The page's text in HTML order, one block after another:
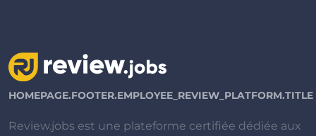
HOMEPAGE.FOOTER.EMPLOYEE_REVIEW_PLATFORM.TITLE
Review.jobs est une plateforme certifiée dédiée aux